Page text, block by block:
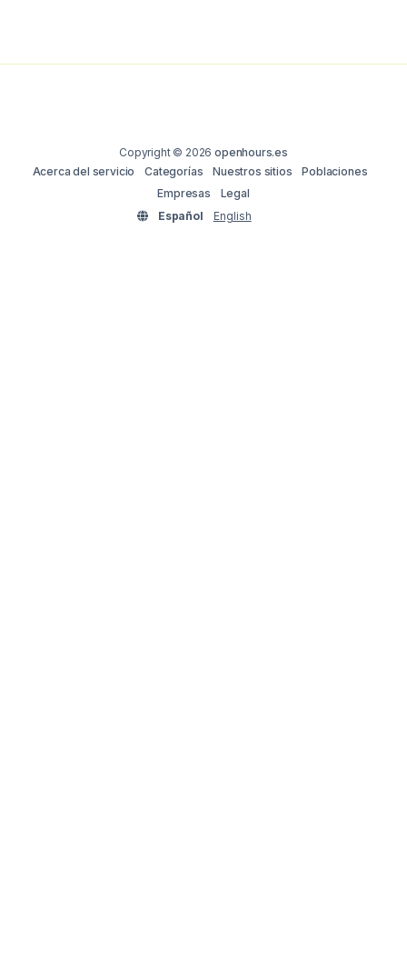
Copyright © 2026openhours.es
Acerca del servicio
Categorías Nuestros sitios
Poblaciones
Empresas
Legal
Español
English